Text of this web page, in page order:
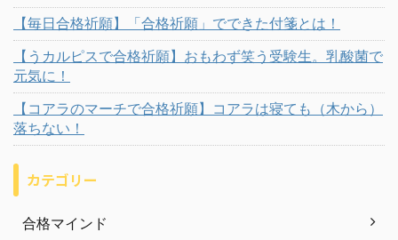
【毎日合格祈願】「合格祈願」でできた付箋とは！
【うカルピスで合格祈願】おもわず笑う受験生。乳酸菌で
元気に！
【コアラのマーチで合格祈願】コアラは寝ても（木から）
落ちない！
カテゴリー
合格マインド